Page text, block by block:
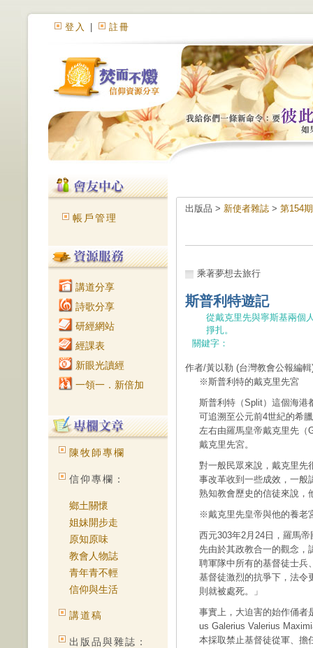
登入 註冊
帳戶管理
講道分享
詩歌分享
研經網站
經課表
新眼光讀經
一領一．新倍加
陳牧師專欄
信仰專欄：
鄉土關懷
姐妹開步走
原知原味
教會人物誌
青年青不輕
信仰與生活
講道稿
出版品與雜誌：
出版品 > 新使者雜誌 > 第154
乘著夢想去旅行
斯普利特遊記
從戴克里先與寧斯基兩個
掙扎。
關鍵字：
作者/黃以勒 (台灣教會公報編輯
※斯普利特的戴克里先宮
斯普利特（Split）這個海港
可追溯至公元前4世紀的希
左右由羅馬皇帝戴克里先（
戴克里先宮。
對一般民眾來說，戴克里先
事改革收到一些成效，一般
熟知教會歷史的信徒來說，
※戴克里先皇帝與他的養老
西元303年2月24日，羅馬
先由於其政教合一的觀念，
聘軍隊中所有的基督徒士兵
基督徒激烈的抗爭下，法令
則就被處死。」
事實上，大迫害的始作俑者
us Galerius Valerius
本採取禁止基督徒從軍、擔